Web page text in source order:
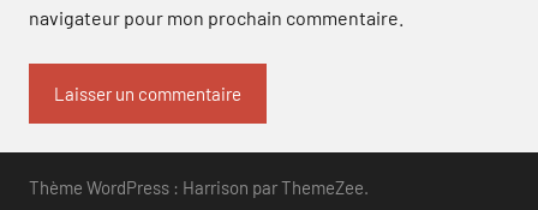
navigateur pour mon prochain commentaire.
Thème WordPress : Harrison par ThemeZee.